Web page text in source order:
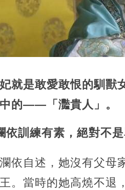
就是敢愛敢恨的馴獸
的——「灩貴人」。
依訓練有素，絕對不
依自述，她沒有父母
。 當時的她高燒不退